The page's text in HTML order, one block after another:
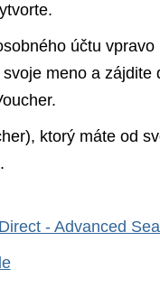
účtu
svoje meno a zájdite
ktorý máte od
- Advanced